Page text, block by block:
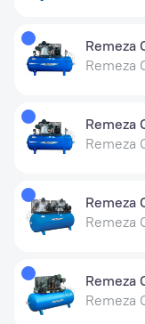
Remeza
Remeza
Remeza
Remeza
Remeza
Remeza
Remeza